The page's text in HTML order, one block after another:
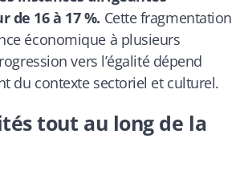
de 16 à 17 %. Cette fragmentation
économique à plusieurs
vers l’égalité dépend
du contexte sectoriel et culturel.
tout au long de la